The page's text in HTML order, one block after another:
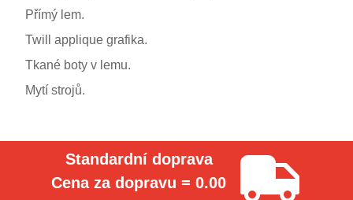
Přímý lem.
Twill applique grafika.
Tkané boty v lemu.
Mytí strojů.
Standardní doprava
Cena za dopravu = 0.00